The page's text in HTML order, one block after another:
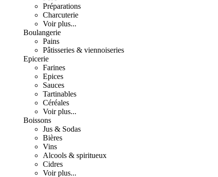
Préparations
Charcuterie
Voir plus...
Boulangerie
Pains
Pâtisseries & viennoiseries
Epicerie
Farines
Epices
Sauces
Tartinables
Céréales
Voir plus...
Boissons
Jus & Sodas
Bières
Vins
Alcools & spiritueux
Cidres
Voir plus...